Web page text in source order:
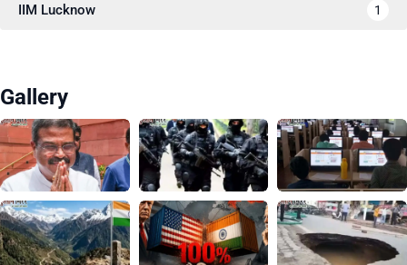
IIM Lucknow 1
Gallery